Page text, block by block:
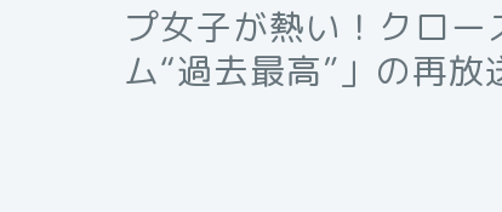
プ女子が熱い！クロ
ム“過去最高”」の再放